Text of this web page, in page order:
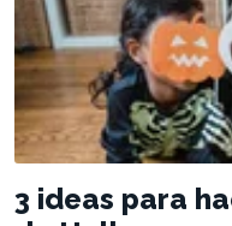
3 ideas para